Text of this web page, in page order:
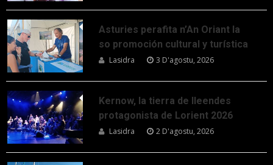
Asturies perafita n’An Oriant la
so promoción cultural y turística
Lasidra 3 D'agostu, 2026
Kernow, la tierra de lleendes
protagonista de Lorient 2026
Lasidra 2 D'agostu, 2026